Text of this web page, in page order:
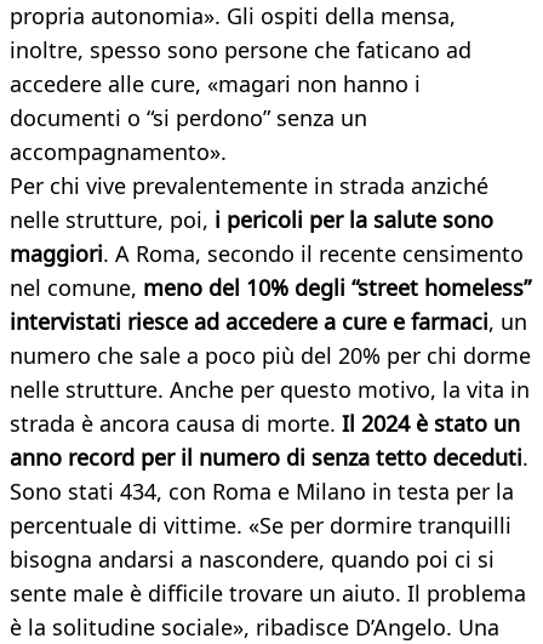
propria autonomia». Gli ospiti della mensa,
inoltre, spesso sono persone che faticano ad
accedere alle cure, «magari non hanno i
documenti o “si perdono” senza un
accompagnamento».
Per chi vive prevalentemente in strada anziché
nelle strutture, poi, i pericoli per la salute sono
maggiori. A Roma, secondo il recente censimento
nel comune, meno del 10% degli “street homeless”
intervistati riesce ad accedere a cure e farmaci, un
numero che sale a poco più del 20% per chi dorme
nelle strutture. Anche per questo motivo, la vita in
strada è ancora causa di morte. Il 2024 è stato un
anno record per il numero di senza tetto deceduti.
Sono stati 434, con Roma e Milano in testa per la
percentuale di vittime. «Se per dormire tranquilli
bisogna andarsi a nascondere, quando poi ci si
sente male è difficile trovare un aiuto. Il problema
è la solitudine sociale», ribadisce D’Angelo. Una